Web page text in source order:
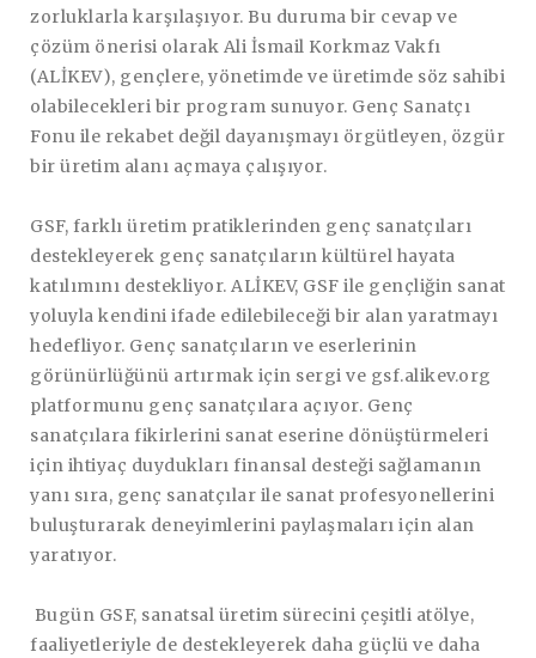
zorluklarla karşılaşıyor. Bu duruma bir cevap ve
çözüm önerisi olarak Ali İsmail Korkmaz Vakfı
(ALİKEV), gençlere, yönetimde ve üretimde söz sahibi
olabilecekleri bir program sunuyor. Genç Sanatçı
Fonu ile rekabet değil dayanışmayı örgütleyen, özgür
bir üretim alanı açmaya çalışıyor.
GSF, farklı üretim pratiklerinden genç sanatçıları
destekleyerek genç sanatçıların kültürel hayata
katılımını destekliyor. ALİKEV, GSF ile gençliğin sanat
yoluyla kendini ifade edilebileceği bir alan yaratmayı
hedefliyor. Genç sanatçıların ve eserlerinin
görünürlüğünü artırmak için sergi ve gsf.alikev.org
platformunu genç sanatçılara açıyor. Genç
sanatçılara fikirlerini sanat eserine dönüştürmeleri
için ihtiyaç duydukları finansal desteği sağlamanın
yanı sıra, genç sanatçılar ile sanat profesyonellerini
buluşturarak deneyimlerini paylaşmaları için alan
yaratıyor.
Bugün GSF, sanatsal üretim sürecini çeşitli atölye,
faaliyetleriyle de destekleyerek daha güçlü ve daha